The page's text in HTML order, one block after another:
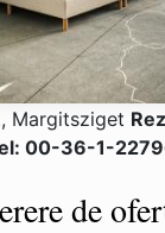
Margitsziget
00-36-1-
de